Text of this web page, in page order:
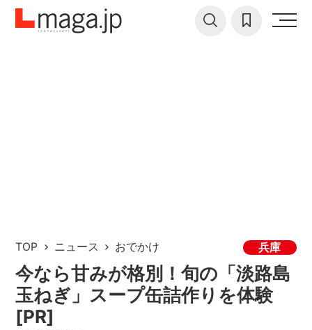
TOP ニュース おでかけ 兵庫
今なら甘みが格別！旬の「淡路島
玉ねぎ」スープ缶詰作りを体験
[PR]